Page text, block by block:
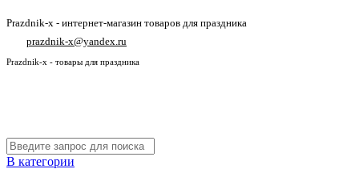
Prazdnik-x - интернет-магазин товаров для праздника
prazdnik-x@yandex.ru
Prazdnik-x - товары для праздника
В категории